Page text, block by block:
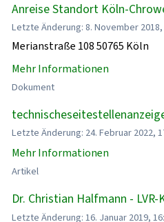
Anreise Standort Köln-
Letzte Änderung: 8. November 2018,
Merianstraße 108 50765 Köln
Mehr Informationen
Dokument
Letzte Änderung: 24. Februar 2022,
Mehr Informationen
Artikel
Dr. Christian Halfmann - LVR-
Letzte Änderung: 16. Januar 2019,